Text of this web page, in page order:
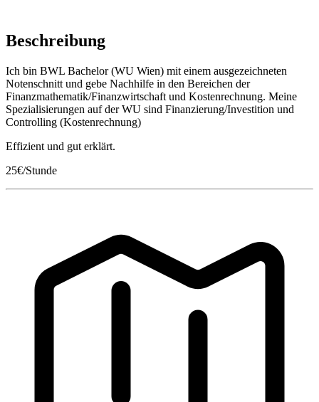
Beschreibung
Ich bin BWL Bachelor (WU Wien) mit einem ausgezeichneten
Notenschnitt und gebe Nachhilfe in den Bereichen der
Finanzmathematik/Finanzwirtschaft und Kostenrechnung. Meine
Spezialisierungen auf der WU sind Finanzierung/Investition und
Controlling (Kostenrechnung)
Effizient und gut erklärt.
25€/Stunde